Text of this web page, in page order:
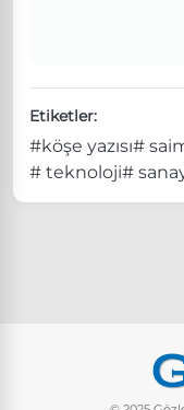
Etiketler:
#köşe yazısı#
# teknoloji#